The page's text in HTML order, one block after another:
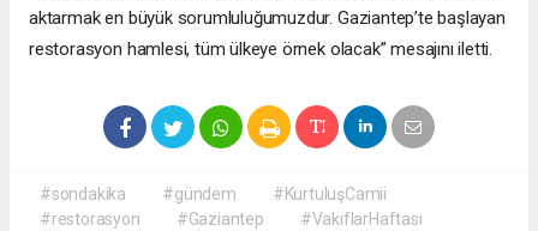
aktarmak en büyük sorumluluğumuzdur. Gaziantep’te başlayan
restorasyon hamlesi, tüm ülkeye örnek olacak” mesajını iletti.
#sondakika #gündem
#KurtuluşCamii
#restorasyon
#Gaziantep #VakıflarHaftası